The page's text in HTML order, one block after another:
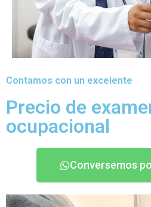
Contamos con un excelente
Precio de
ocupacional
Conversemos